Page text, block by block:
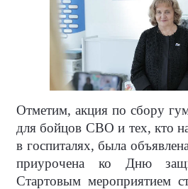
Отметим, акция по сбору
для бойцов СВО и тех, кто
в госпиталях, была
приурочена ко Дню
Стартовым мероприятием